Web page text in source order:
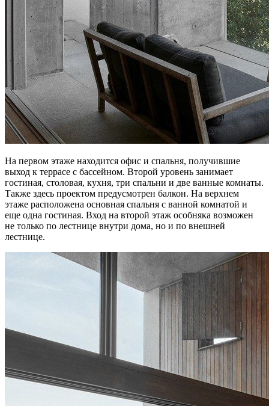
На первом этаже находится офис и спальня, получившие
выход к террасе с бассейном. Второй уровень занимает
гостиная, столовая, кухня, три спальни и две ванные комнаты.
Также здесь проектом предусмотрен балкон. На верхнем
этаже расположена основная спальня с ванной комнатой и
еще одна гостиная. Вход на второй этаж особняка возможен
не только по лестнице внутри дома, но и по внешней
лестнице.